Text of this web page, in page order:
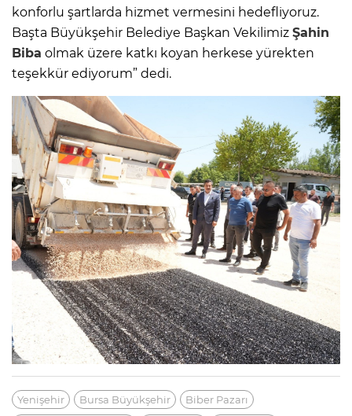
konforlu şartlarda hizmet vermesini hedefliyoruz.
Başta Büyükşehir Belediye Başkan Vekilimiz Şahin
Biba olmak üzere katkı koyan herkese yürekten
teşekkür ediyorum” dedi.
Yenişehir Bursa Büyükşehir
Biber Pazarı